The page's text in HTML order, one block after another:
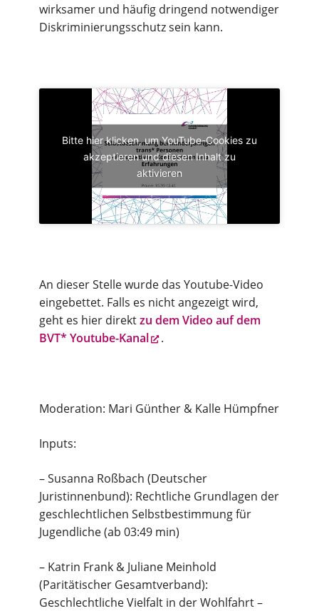
wirksamer und häufig dringend notwendiger
Diskriminierungsschutz sein kann.
Bitte hier klicken, um YouTube-Cookies zu
akzeptieren und diesen Inhalt zu
aktivieren
An dieser Stelle wurde das Youtube-Video
eingebettet. Falls es nicht angezeigt wird,
geht es hier direktzu dem Video auf dem
BVT* Youtube-Kanal
.
Moderation: Mari Günther & Kalle Hümpfner
Inputs:
– Susanna Roßbach (Deutscher
Juristinnenbund): Rechtliche Grundlagen der
geschlechtlichen Selbstbestimmung für
Jugendliche (ab 03:49 min)
– Katrin Frank & Juliane Meinhold
(Paritätischer Gesamtverband):
Geschlechtliche Vielfalt in der Wohlfahrt –